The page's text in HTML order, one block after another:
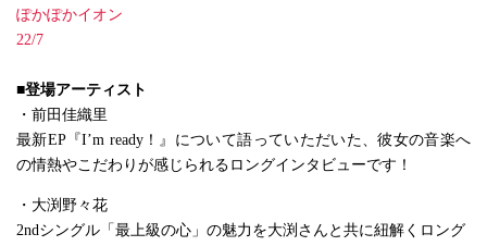
ぽかぽかイオン
22/7
■登場アーティスト
・前田佳織里
最新EP『I’m ready！』について語っていただいた、彼女の音楽へ
の情熱やこだわりが感じられるロングインタビューです！
・大渕野々花
2ndシングル「最上級の心」の魅力を大渕さんと共に紐解くロング